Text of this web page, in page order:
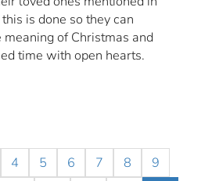
is done so they can
of Christmas and
time with open hearts.
4 5 6 7 8
9